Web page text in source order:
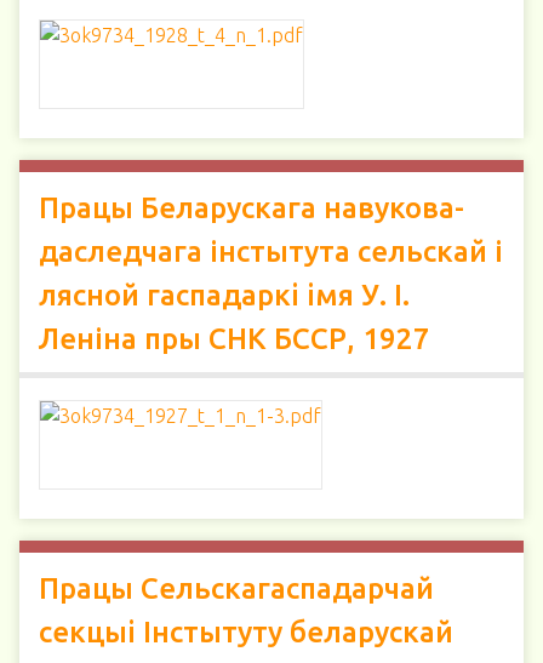
Працы Беларускага навукова-
даследчага інстытута сельскай і
лясной гаспадаркi iмя У. І.
Леніна пры СНК БССР, 1927
Працы Сельскагаспадарчай
секцыi Iнстытуту беларускай